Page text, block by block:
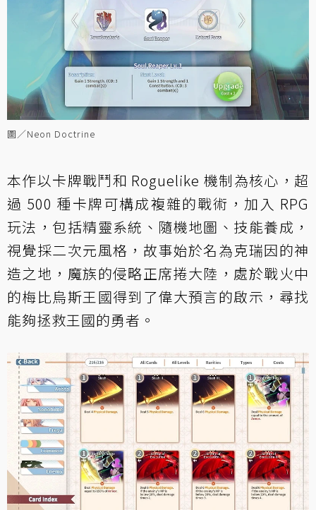
圖／Neon Doctrine
本作以卡牌戰鬥和 Roguelike 機制為核心，超
過 500 種卡牌可構成複雜的戰術，加入 RPG
玩法，包括精靈系統、隨機地圖、技能養成，
視覺採二次元風格，故事始於名為克瑞因的神
造之地，魔族的侵略正席捲大陸，處於戰火中
的梅比烏斯王國得到了偉大預言的啟示，尋找
能夠拯救王國的勇者。